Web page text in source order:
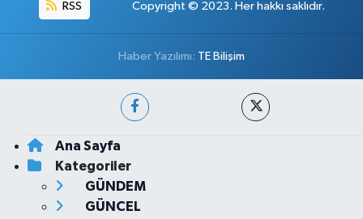
RSS Copyright © 2023. Her hakkı saklıdır.
Haber Yazılımı: TE Bilişim
Ana Sayfa
Kategoriler
GÜNDEM
GÜNCEL